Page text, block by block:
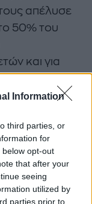
Information
third parties, or
for
opt-out
that after your
seeing
utilized by
parties prior to
απέλυσε
50% του
και για
το 80% του
ίδιο
είναι
απολυμένων
να